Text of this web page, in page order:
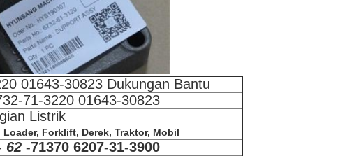
01643-30823 Dukungan Bantu
71-3220 01643-30823
Listrik
Forklift, Derek, Traktor, Mobil
62 -71370 6207-31-3900